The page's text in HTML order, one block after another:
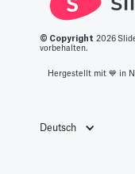
© Copyright 2026
vorbehalten.
Hergestellt mit 💙️ in
Deutsch